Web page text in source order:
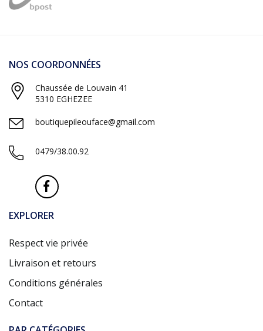
NOS COORDONNÉES
Chaussée de Louvain 41
5310 EGHEZEE
boutiquepileouface@gmail.com
0479/38.00.92
EXPLORER
Respect vie privée
Livraison et retours
Conditions générales
Contact